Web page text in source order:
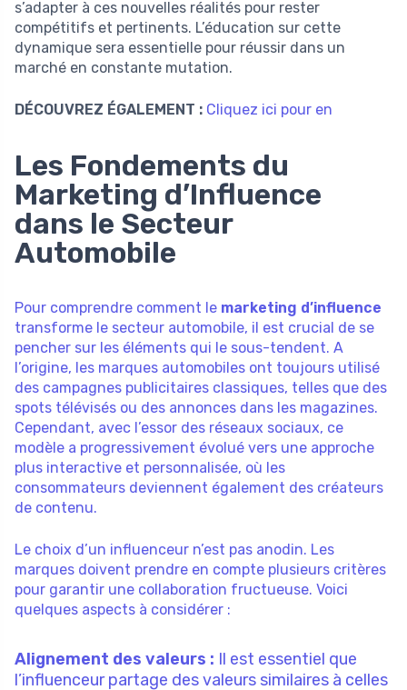
s’adapter à ces nouvelles réalités pour rester
compétitifs et pertinents. L’éducation sur cette
dynamique sera essentielle pour réussir dans un
marché en constante mutation.
DÉCOUVREZ ÉGALEMENT : Cliquez ici pour en
Les Fondements du
Marketing d’Influence
dans le Secteur
Automobile
Pour comprendre comment le marketing d’influence
transforme le secteur automobile, il est crucial de se
pencher sur les éléments qui le sous-tendent. A
l’origine, les marques automobiles ont toujours utilisé
des campagnes publicitaires classiques, telles que des
spots télévisés ou des annonces dans les magazines.
Cependant, avec l’essor des réseaux sociaux, ce
modèle a progressivement évolué vers une approche
plus interactive et personnalisée, où les
consommateurs deviennent également des créateurs
de contenu.
Le choix d’un influenceur n’est pas anodin. Les
marques doivent prendre en compte plusieurs critères
pour garantir une collaboration fructueuse. Voici
quelques aspects à considérer :
Alignement des valeurs : Il est essentiel que
l’influenceur partage des valeurs similaires à celles